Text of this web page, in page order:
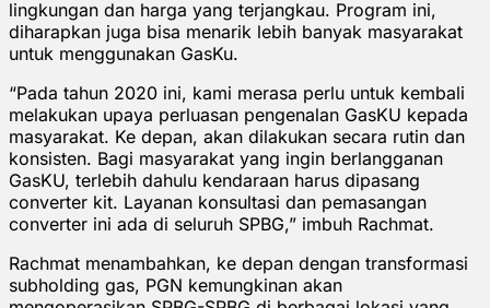
lingkungan dan harga yang terjangkau. Program ini,
diharapkan juga bisa menarik lebih banyak masyarakat
untuk menggunakan GasKu.
“Pada tahun 2020 ini, kami merasa perlu untuk kembali
melakukan upaya perluasan pengenalan GasKU kepada
masyarakat. Ke depan, akan dilakukan secara rutin dan
konsisten. Bagi masyarakat yang ingin berlangganan
GasKU, terlebih dahulu kendaraan harus dipasang
converter kit. Layanan konsultasi dan pemasangan
converter ini ada di seluruh SPBG,” imbuh Rachmat.
Rachmat menambahkan, ke depan dengan transformasi
subholding gas, PGN kemungkinan akan